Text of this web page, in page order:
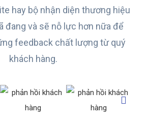
hay bộ nhận diện thương hiệu
đang và sẽ nỗ lực hơn nữa để
feedback chất lượng từ quý
khách hàng.